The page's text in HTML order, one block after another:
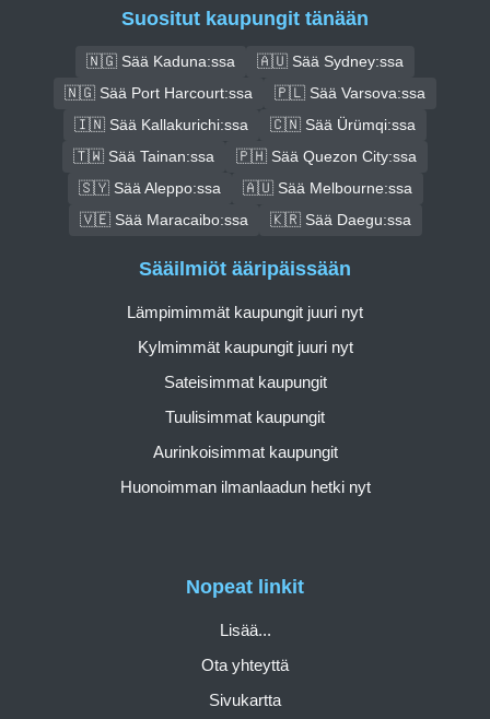
Suositut kaupungit tänään
🇳🇬 Sää Kaduna:ssa
🇦🇺 Sää Sydney:ssa
🇳🇬 Sää Port Harcourt:ssa
🇵🇱 Sää Varsova:ssa
🇮🇳 Sää Kallakurichi:ssa
🇨🇳 Sää Ürümqi:ssa
🇹🇼 Sää Tainan:ssa
🇵🇭 Sää Quezon City:ssa
🇸🇾 Sää Aleppo:ssa
🇦🇺 Sää Melbourne:ssa
🇻🇪 Sää Maracaibo:ssa
🇰🇷 Sää Daegu:ssa
Nopeat linkit
Lisää...
Ota yhteyttä
Sivukartta
Sääilmiöt ääripäissään
Lämpimimmät kaupungit juuri nyt
Kylmimmät kaupungit juuri nyt
Sateisimmat kaupungit
Tuulisimmat kaupungit
Aurinkoisimmat kaupungit
Huonoimman ilmanlaadun hetki nyt